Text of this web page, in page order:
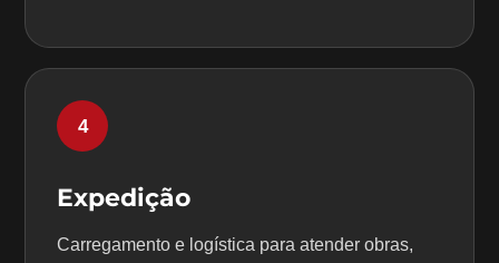
4
Expedição
Carregamento e logística para atender obras,